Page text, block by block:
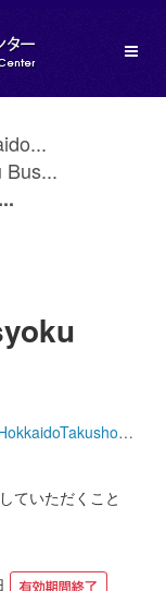
アクセストークン/YOUR_ACCESS_TOKEN]
ていただくこと